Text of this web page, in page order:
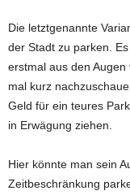
Die letztgenannte
der Stadt zu parken.
erstmal aus den
mal kurz
Geld für ein teures
in Erwägung ziehen.
Hier könnte man sein
Zeitbeschränkung